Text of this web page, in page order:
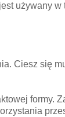
używany
Ciesz się
formy.